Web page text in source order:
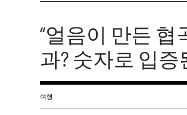
“얼음이 만든 협
과? 숫자로 입
여행